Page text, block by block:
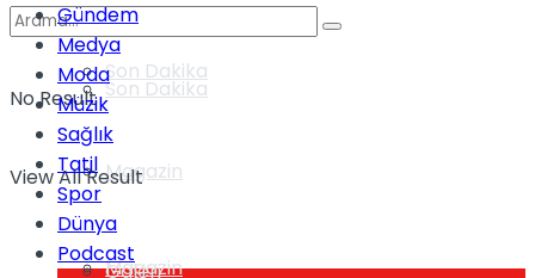
Son Dakika
Magazin
Son Dakika
Magazin
Galeri
No Result
View All Result
Gündem
Medya
Moda
Müzik
Sağlık
Tatil
Spor
Dünya
Podcast